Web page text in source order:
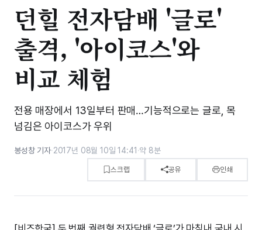
던힐 전자담배 '글로'
출격, '아이코스'와
비교 체험
전용 매장에서 13일부터 판매…기능적으로는 글로, 목
넘김은 아이코스가 우위
봉성창 기자·2017년 08월 10일 14:41 ·약 8분
스크랩 공유 인쇄